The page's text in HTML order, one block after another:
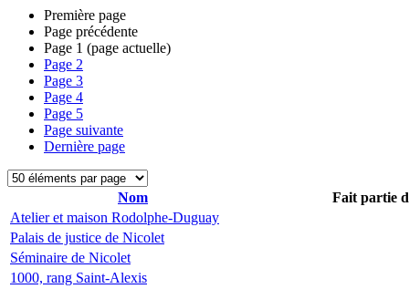
Première page
Page précédente
Page 1 (page actuelle)
Page 2
Page 3
Page 4
Page 5
Page suivante
Dernière page
Nom
Fait partie
Atelier et maison Rodolphe-Duguay
Palais de justice de Nicolet
Séminaire de Nicolet
1000, rang Saint-Alexis